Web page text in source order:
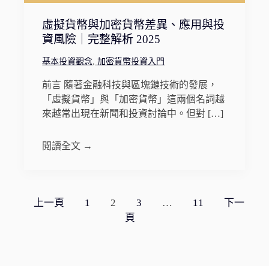
虛擬貨幣與加密貨幣差異、應用與投
資風險｜完整解析 2025
基本投資觀念,加密貨幣投資入門
前言 隨著金融科技與區塊鏈技術的發展，
「虛擬貨幣」與「加密貨幣」這兩個名詞越
來越常出現在新聞和投資討論中。但對 […]
閱讀全文 →
上一頁 1 2 3 … 11
下一
頁